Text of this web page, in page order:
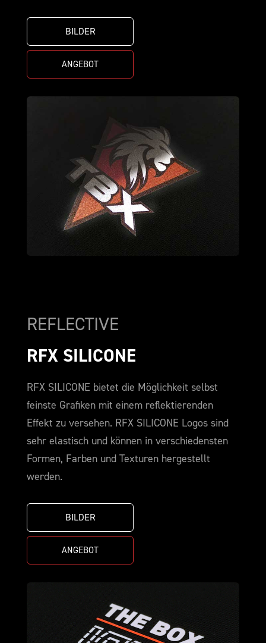
BILDER
ANGEBOT
REFLECTIVE
RFX SILICONE
RFX SILICONE bietet die Möglichkeit selbst
feinste Grafiken mit einem reflektierenden
Effekt zu versehen. RFX SILICONE Logos sind
sehr elastisch und können in verschiedensten
Formen, Farben und Texturen hergestellt
werden.
BILDER
ANGEBOT